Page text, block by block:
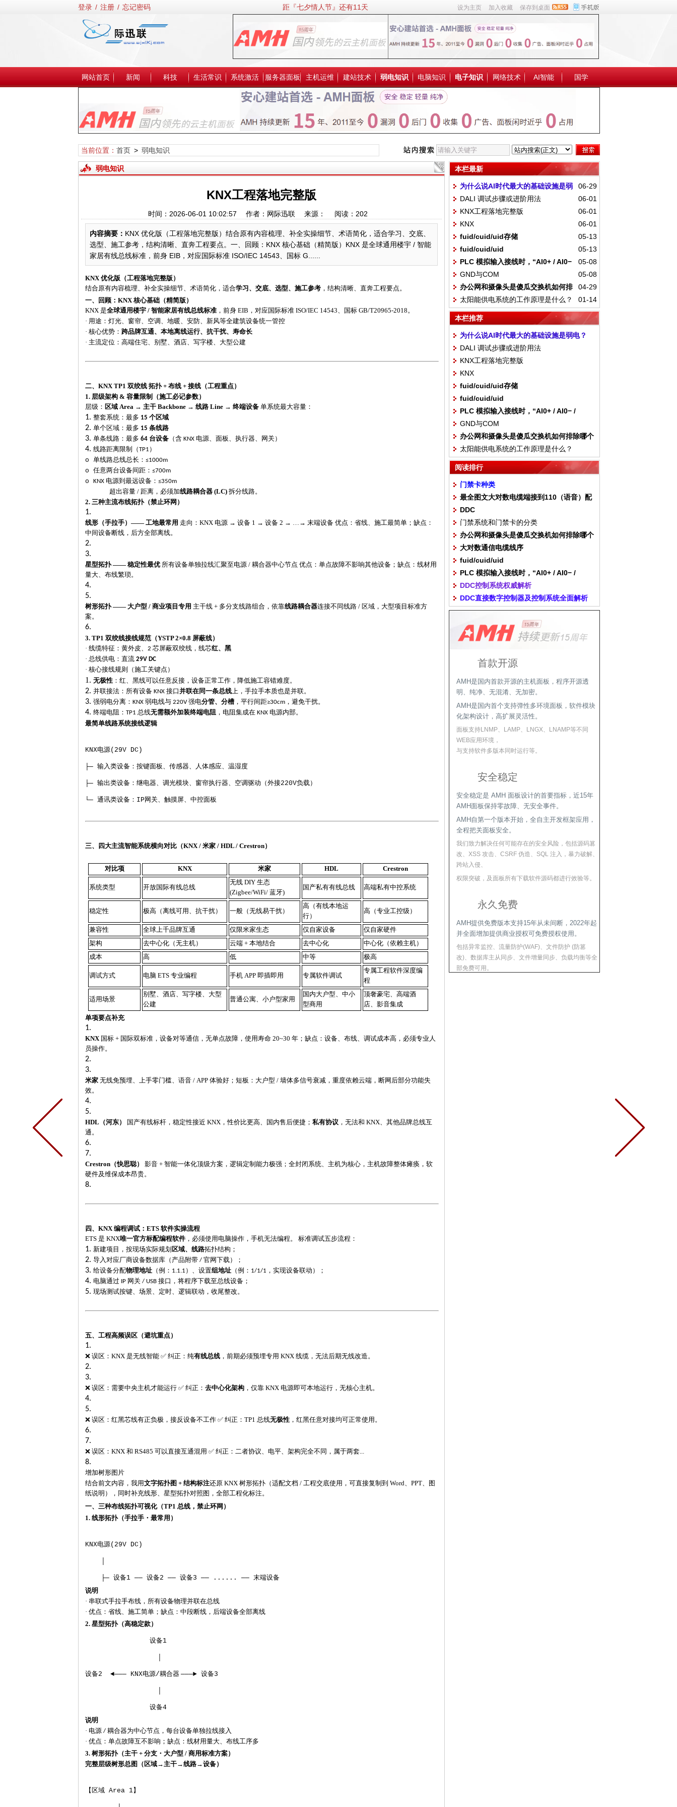
登录 / 注册 / 忘记密码 设为主页 加入收藏 保存到桌面
距『七夕情人节』还有11天
网站首页 新闻 科技 生活常识 系统激活 服务器面板 主机运维 建站技术 弱电知识 电脑知识 电子知识 网络技术 AI智能 国学
当前位置： 首页> 弱电知识
弱电知识
KNX工程落地完整版
时间：2026-06-01 10:02:57 作者：网际迅联 来源： 阅读： 202
内容摘要： KNX 优化版（工程落地完整版）结合原有内容梳理、补全实操细节、术语简化，适合学习、交底、
选型、施工参考，结构清晰、直奔工程要点。一、回顾：KNX 核心基础（精简版）KNX 是全球通用楼宇 / 智能
家居有线总线标准，前身 EIB，对应国际标准 ISO/IEC 14543、国标 G......
KNX 优化版（工程落地完整版）
结合原有内容梳理、补全实操细节、术语简化，适合学习、交底、选型、施工参考，结构清晰、直奔工程要点。
一、回顾： KNX 核心基础（精简版）
KNX 是全球通用楼宇/ 智能家居有线总线标准，前身EIB，对应国际标准 ISO/IEC 14543、国标 GB/T20965-2018。
· 用途：灯光、窗帘、空调、地暖、安防、新风等全建筑设备统一管控
· 核心优势： 跨品牌互通、本地离线运行、抗干扰、寿命长
· 主流定位：高端住宅、别墅、酒店、写字楼、大型公建
二、 KNX TP1 双绞线 拓扑 + 布线 + 接线（工程重点）
1. 层级架构 & 容量限制（施工必记参数）
层级： 区域Area → 主干 Backbone → 线路 Line → 终端设备 单系统最大容量：
1. 整套系统：最多 15 个区域
2. 单个区域：最多 15 条线路
3. 单条线路：最多 64 台设备（含KNX 电源、面板、执行器、网关）
4. 线路距离限制（TP1 ）
o 单线路总线总长： ≤1000m
o 任意两台设备间距： ≤700m
o KNX 电源到最远设备： ≤350m
超出容量 / 距离，必须加线路耦合器 (LC) 拆分线路。
2. 三种主流布线拓扑（禁止环网 ）
1.
线形（手拉手） —— 工地最常用 走向： KNX 电源 → 设备 1 → 设备 2 → …→ 末端设备 优点：省线、施工最简单；缺点：
中间设备断线，后方全部离线。
2.
3.
星型拓扑 —— 稳定性最优 所有设备单独拉线汇聚至电源/ 耦合器中心节点 优点：单点故障不影响其他设备；缺点：线材用
量大、布线繁琐。
4.
5.
树形拓扑 —— 大户型 / 商业项目专用 主干线+ 多分支线路组合，依靠线路耦合器连接不同线路/ 区域，大型项目标准方
案。
6.
3. TP1 双绞线接线规范（YSTP 2×0.8 屏蔽线）
· 线缆特征：黄外皮、 2 芯屏蔽双绞线，线芯红、黑
· 总线供电：直流 29V DC
· 核心接线规则（施工关键点）
1. 无极性：红、黑线可以任意反接，设备正常工作，降低施工容错难度。
2. 并联接法：所有设备 KNX 接口 并联在同一条总线上，手拉手本质也是并联。
3. 强弱电分离： KNX 弱电线与 220V强电分管、分槽，平行间距≥30cm，避免干扰。
4. 终端电阻： TP1 总线无需额外加装终端电阻，电阻集成在KNX 电源内部。
最简单线路系统接线逻辑
KNX电源(29V DC)
├─ 输入类设备：按键面板、传感器、人体感应、温湿度
├─ 输出类设备：继电器、调光模块、窗帘执行器、空调驱动（外接220V负载）
└─ 通讯类设备： IP 网关、触摸屏、中控面板
三、四大主流智能系统横向对比（KNX / 米家 / HDL / Crestron）
对比项 KNX 米家 HDL Crestron
系统类型 开放国际有线总线
无线DIY 生态
(Zigbee/WiFi/ 蓝牙)
国产私有有线总线 高端私有中控系统
稳定性 极高（离线可用、抗干扰） 一般（无线易干扰）
高（有线本地运
行）
高（专业工控级）
兼容性 全球上千品牌互通 仅限米家生态 仅自家设备
仅自家硬件
架构
去中心化（无主机） 云端+ 本地结合 去中心化
中心化（依赖主机）
成本
高 低 中等 极高
调试方式 电脑 ETS 专业编程 手机APP 即插即用 专属软件调试
专属工程软件深度编
程
适用场景
别墅、酒店、写字楼、大型
公建
普通公寓、小户型家用
国内大户型、中小
型商用
顶奢豪宅、高端酒
店、影音集成
单项要点补充
1.
KNX 国标+ 国际双标准，设备对等通信，无单点故障，使用寿命 20~30 年；缺点：设备、布线、调试成本高，必须专业人
员操作。
2.
3.
米家 无线免预埋、上手零门槛、语音/ APP 体验好；短板：大户型 / 墙体多信号衰减，重度依赖云端，断网后部分功能失
效。
4.
5.
HDL（河东） 国产有线标杆，稳定性接近 KNX，性价比更高、国内售后便捷； 私有协议 ，无法和 KNX、其他品牌总线互
通。
6.
7.
Crestron（快思聪） 影音+ 智能一体化顶级方案，逻辑定制能力极强；全封闭系统、主机为核心，主机故障整体瘫痪，软
硬件及维保成本昂贵。
8.
四、 KNX 编程调试：ETS 软件实操流程
ETS 是 KNX唯一官方标配编程软件，必须使用电脑操作，手机无法编程。 标准调试五步流程：
1. 新建项目，按现场实际规划 区域、线路拓扑结构；
2. 导入对应厂商设备数据库（产品附带 / 官网下载）；
3. 给设备分配物理地址（例： 1.1.1 ）、设置组地址（例： 1/1/1 ，实现设备联动）；
4. 电脑通过IP 网关 / USB 接口，将程序下载至总线设备；
5. 现场测试按键、场景、定时、逻辑联动，收尾整改。
五、工程高频误区（避坑重点）
1.
❌ 误区：KNX 是无线智能 ✅ 纠正：纯有线总线，前期必须预埋专用 KNX 线缆，无法后期无线改造。
2.
3.
❌ 误区：需要中央主机才能运行 ✅ 纠正： 去中心化架构，仅靠KNX 电源即可本地运行，无核心主机。
4.
5.
❌ 误区：红黑芯线有正负极，接反设备不工作 ✅ 纠正：TP1 总线无极性，红黑任意对接均可正常使用。
6.
7.
❌ 误区：KNX 和 RS485 可以直接互通混用 ✅ 纠正：二者协议、电平、架构完全不同，属于两套...
8.
增加树形图片
结合前文内容，我用文字拓扑图 + 结构标注还原 KNX 树形拓扑（适配文档 / 工程交底使用，可直接复制到 Word、PPT、图
纸说明），同时补充线形、星型拓扑对照图，全部工程化标注。
一、三种布线拓扑可视化（TP1 总线，禁止环网）
1. 线形拓扑（手拉手・最常用）
KNX电源(29V DC)
├─ 设备1 ── 设备2 ── 设备3 ── ...... ── 末端设备
说明
· 串联式手拉手布线，所有设备物理并联在总线
· 优点：省线、施工简单；缺点：中段断线，后端设备全部离线
2. 星型拓扑（高稳定款）
设备1
设备2 ◄─── KNX电源/耦合器 ───► 设备3
设备4
说明
· 电源/ 耦合器为中心节点，每台设备单独拉线接入
· 优点：单点故障互不影响；缺点：线材用量大、布线工序多
3. 树形拓扑（主干 + 分支・大户型 / 商用标准方案）
完整层级树形总图（区域→主干→线路→设备）
【区域Area 1】
本栏最新
06-29
为什么说AI时代最大的基础设施是弱
电？
06-01
DALI 调试步骤或进阶用法
06-01
KNX工程落地完整版
06-01
KNX
05-13
fuid/cuid/uid存储
05-13
fuid/cuid/uid
05-08
PLC 模拟输入接线时，“AI0+ / AI0−
/ COM” 如何对应传感器？
05-08
GND与COM
04-29
办公网和摄像头是傻瓜交换机如何排
除哪个是摄像头
01-14
太阳能供电系统的工作原理是什么？
本栏推荐
为什么说AI时代最大的基础设施是弱电？
DALI 调试步骤或进阶用法
KNX工程落地完整版
KNX
fuid/cuid/uid存储
fuid/cuid/uid
PLC 模拟输入接线时，“AI0+ / AI0− /
COM” 如何对应传感器？
GND与COM
办公网和摄像头是傻瓜交换机如何排除哪个
是摄像头
太阳能供电系统的工作原理是什么？
阅读排行
门禁卡种类
最全图文大对数电缆端接到110（语音）配
线架，电话配线架打线
DDC
门禁系统和门禁卡的分类
办公网和摄像头是傻瓜交换机如何排除哪个
是摄像头
大对数通信电缆线序
fuid/cuid/uid
PLC 模拟输入接线时，“AI0+ / AI0− /
COM” 如何对应传感器？
DDC控制系统权威解析
DDC直接数字控制器及控制系统全面解析
首款开源
AMH是国内首款开源的主机面板，程序开源透
明、纯净、无混淆、无加密。
AMH是国内首个支持弹性多环境面板，软件模块
化架构设计，高扩展灵活性。
面板支持LNMP、LAMP、LNGX、LNAMP等不同
WEB应用环境，
与支持软件多版本同时运行等。
安全稳定
安全稳定是 AMH 面板设计的首要指标，近15年
AMH面板保持零故障、无安全事件。
AMH自第一个版本开始，全自主开发框架应用，
全程把关面板安全。
我们致力解决任何可能存在的安全风险，包括源码篡
改、XSS 攻击、CSRF 伪造、SQL 注入，暴力破解、
跨站入侵、
权限突破，及面板所有下载软件源码都进行效验等。
永久免费
AMH提供免费版本支持15年从未间断，2022年起
并全面增加提供商业授权可免费授权使用。
包括异常监控、流量防护(WAF)、文件防护 (防篡
改)、数据库主从同步、文件增量同步、负载均衡等全
部免费可用。